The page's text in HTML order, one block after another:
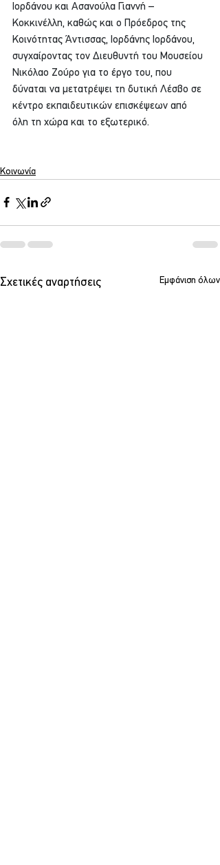
Ιορδάνου και Ασανούλα Γιαννή –
Κοκκινέλλη, καθώς και ο Πρόεδρος της
Κοινότητας Άντισσας, Ιορδάνης Ιορδάνου,
συγχαίροντας τον Διευθυντή του Μουσείου
Νικόλαο Ζούρο για το έργο του, που
δύναται να μετατρέψει τη δυτική Λέσβο σε
κέντρο εκπαιδευτικών επισκέψεων από
όλη τη χώρα και το εξωτερικό.
Κοινωνία
Σχετικές αναρτήσεις Εμφάνιση όλων